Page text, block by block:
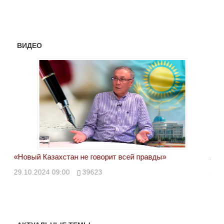
ВИДЕО
«Новый Казахстан не говорит всей правды»
29.10.2024 09:00 39623